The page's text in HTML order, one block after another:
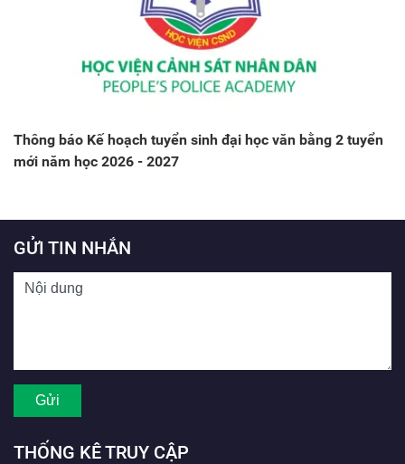
Thông báo Kế hoạch tuyển sinh đại học văn bằng 2 tuyển
mới năm học 2026 - 2027
GỬI TIN NHẮN
THỐNG KÊ TRUY CẬP